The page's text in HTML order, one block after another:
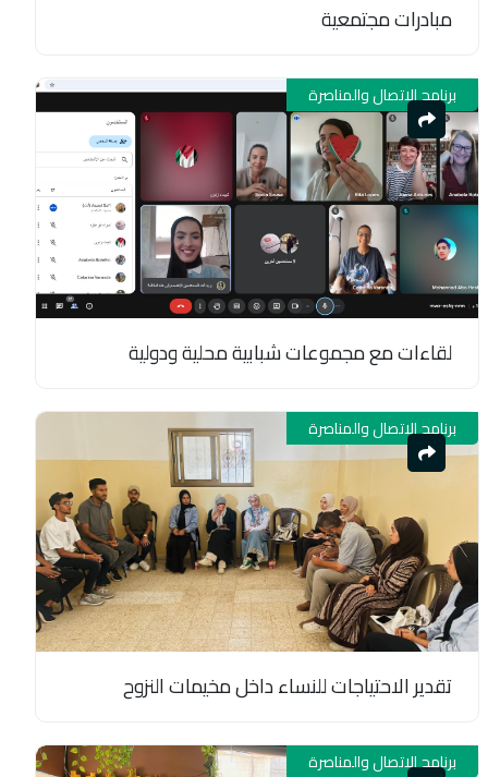
مبادرات مجتمعية
برنامج الاتصال والمناصرة
لقاءات مع مجموعات شبابية محلية ودولية
برنامج الاتصال والمناصرة
تقدير الاحتياجات للنساء داخل مخيمات النزوح
برنامج الاتصال والمناصرة